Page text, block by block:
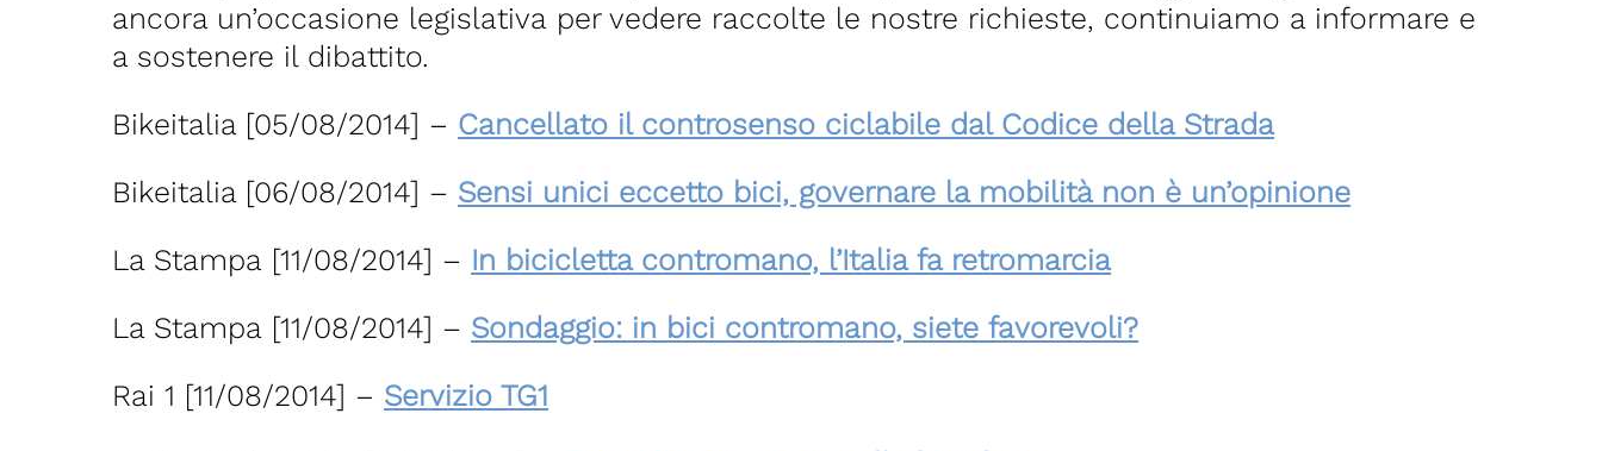
ancora un’occasione legislativa per vedere raccolte le nostre richieste, continuiamo a informare e
a sostenere il dibattito.
Bikeitalia [05/08/2014] – Cancellato il controsenso ciclabile dal Codice della Strada
Bikeitalia [06/08/2014] – Sensi unici eccetto bici, governare la mobilità non è un’opinione
La Stampa [11/08/2014] – In bicicletta contromano, l’Italia fa retromarcia
La Stampa [11/08/2014] – Sondaggio: in bici contromano, siete favorevoli?
Rai 1 [11/08/2014] – Servizio TG1